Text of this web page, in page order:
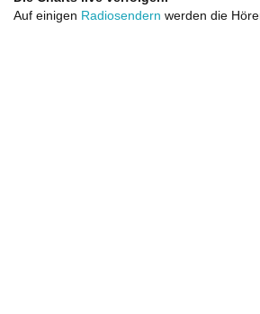
Auf einigen Radiosendern werden die